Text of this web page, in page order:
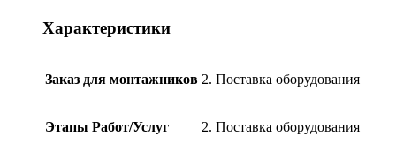
белый,
Характеристики
Заказ для монтажников 2. Поставка оборудования
Этапы Работ/Услуг 2. Поставка оборудования